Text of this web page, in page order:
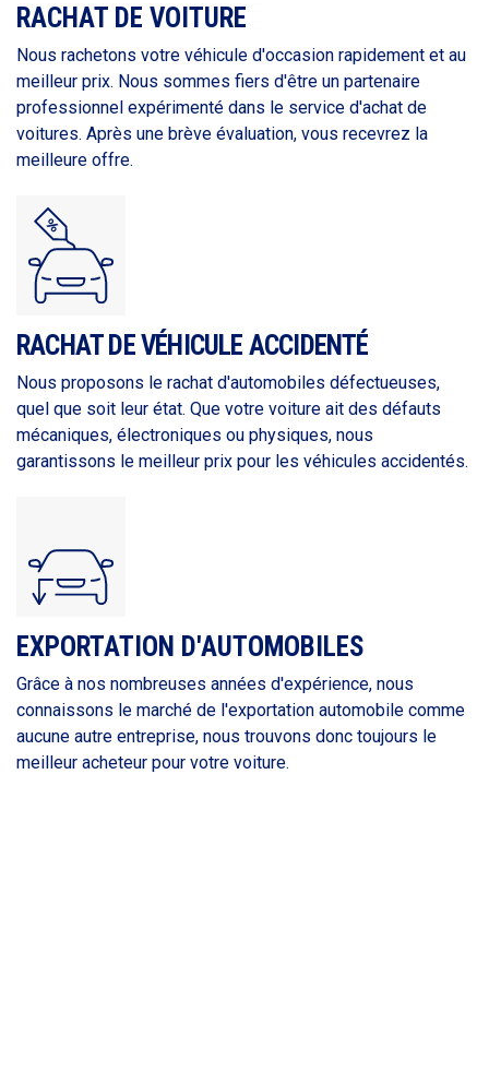
RACHAT DE VOITURE
Nous rachetons votre véhicule d'occasion rapidement et au
meilleur prix. Nous sommes fiers d'être un partenaire
professionnel expérimenté dans le service d'achat de
voitures. Après une brève évaluation, vous recevrez la
meilleure offre.
RACHAT DE VÉHICULE ACCIDENTÉ
Nous proposons le rachat d'automobiles défectueuses,
quel que soit leur état. Que votre voiture ait des défauts
mécaniques, électroniques ou physiques, nous
garantissons le meilleur prix pour les véhicules accidentés.
EXPORTATION D'AUTOMOBILES
Grâce à nos nombreuses années d'expérience, nous
connaissons le marché de l'exportation automobile comme
aucune autre entreprise, nous trouvons donc toujours le
meilleur acheteur pour votre voiture.